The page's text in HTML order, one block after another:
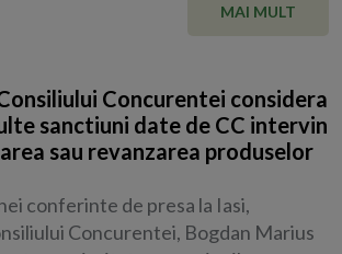
MAI MULT
Concurentei considera
sanctiuni date de CC intervin
sau revanzarea produselor
conferinte de presa la Iasi,
Concurentei, Bogdan Marius